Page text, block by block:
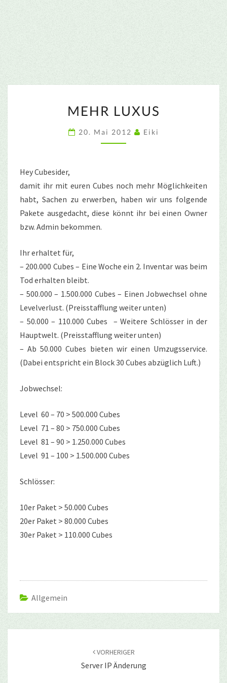
LUXUS
MEHR LUXUS
20. Mai 2012 Eiki
Hey Cubesider,
damit ihr mit euren Cubes noch mehr Möglichkeiten
habt, Sachen zu erwerben, haben wir uns folgende
Pakete ausgedacht, diese könnt ihr bei einen Owner
bzw. Admin bekommen.
Ihr erhaltet für,
– 200.000 Cubes – Eine Woche ein 2. Inventar was beim
Tod erhalten bleibt.
– 500.000 – 1.500.000 Cubes – Einen Jobwechsel ohne
Levelverlust. (Preisstafflung weiter unten)
– 50.000 – 110.000 Cubes – Weitere Schlösser in der
Hauptwelt. (Preisstafflung weiter unten)
– Ab 50.000 Cubes bieten wir einen Umzugsservice.
(Dabei entspricht ein Block 30 Cubes abzüglich Luft.)
Jobwechsel:
Level 60 – 70 > 500.000 Cubes
Level 71 – 80 > 750.000 Cubes
Level 81 – 90 > 1.250.000 Cubes
Level 91 – 100 > 1.500.000 Cubes
Schlösser:
10er Paket > 50.000 Cubes
20er Paket > 80.000 Cubes
30er Paket > 110.000 Cubes
Allgemein
VORHERIGER
Server IP Änderung